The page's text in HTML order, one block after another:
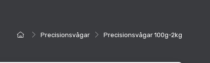
Precisionsvågar Precisionsvågar 100g-2kg